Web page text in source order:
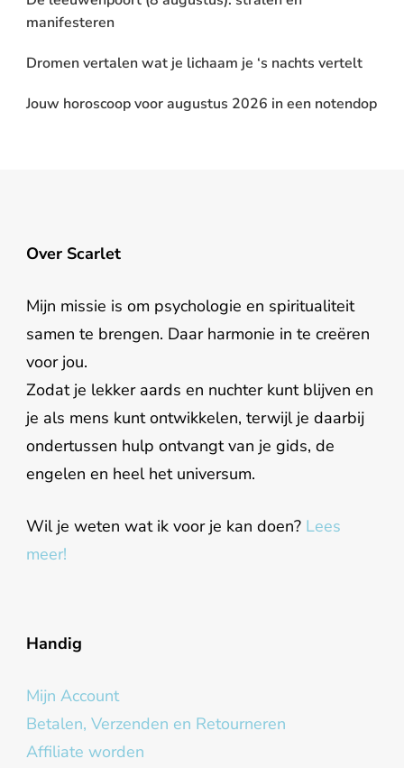
manifesteren
Dromen vertalen wat je lichaam je ‘s nachts vertelt
Jouw horoscoop voor augustus 2026 in een notendop
Over Scarlet
Mijn missie is om psychologie en spiritualiteit
samen te brengen. Daar harmonie in te creëren
voor jou.
Zodat je lekker aards en nuchter kunt blijven en
je als mens kunt ontwikkelen, terwijl je daarbij
ondertussen hulp ontvangt van je gids, de
engelen en heel het universum.
Wil je weten wat ik voor je kan doen? Lees
meer!
Handig
Mijn Account
Betalen, Verzenden en Retourneren
Affiliate worden